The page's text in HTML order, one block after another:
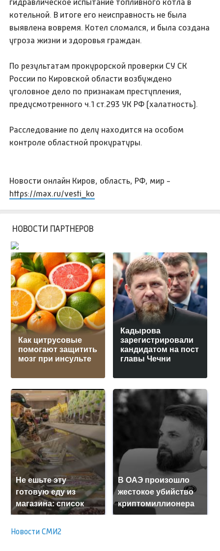
котельной. В итоге его неисправность не была
выявлена вовремя. Котел сломался, и была создана
угроза жизни и здоровья граждан.
По результатам прокурорской проверки СУ СК
России по Кировской области возбуждено
уголовное дело по признакам преступления,
предусмотренного ч.1 ст.293 УК РФ (халатность).
Расследование по делу находится на особом
контроле областной прокуратуры.
Новости онлайн Киров, область, РФ, мир -
https://max.ru/vesti_ko
НОВОСТИ ПАРТНЕРОВ
Как цитрусовые
помогают защитить
мозг при инсульте
Кадырова
зарегистрировали
кандидатом на пост
главы Чечни
Не ешьте эту
готовую еду из
магазина: список
В ОАЭ произошло
жестокое убийство
криптомиллионера
Новости СМИ2